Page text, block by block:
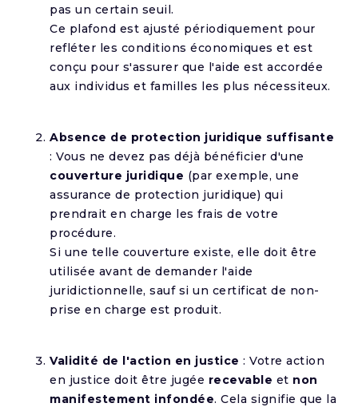
pas un certain seuil.
Ce plafond est ajusté périodiquement pour
refléter les conditions économiques et est
conçu pour s'assurer que l'aide est accordée
aux individus et familles les plus nécessiteux.
Absence de protection juridique suffisante
: Vous ne devez pas déjà bénéficier d'une
couverture juridique (par exemple, une
assurance de protection juridique) qui
prendrait en charge les frais de votre
procédure.
Si une telle couverture existe, elle doit être
utilisée avant de demander l'aide
juridictionnelle, sauf si un certificat de non-
prise en charge est produit.
Validité de l'action en justice : Votre action
en justice doit être jugée recevable et non
manifestement infondée. Cela signifie que la